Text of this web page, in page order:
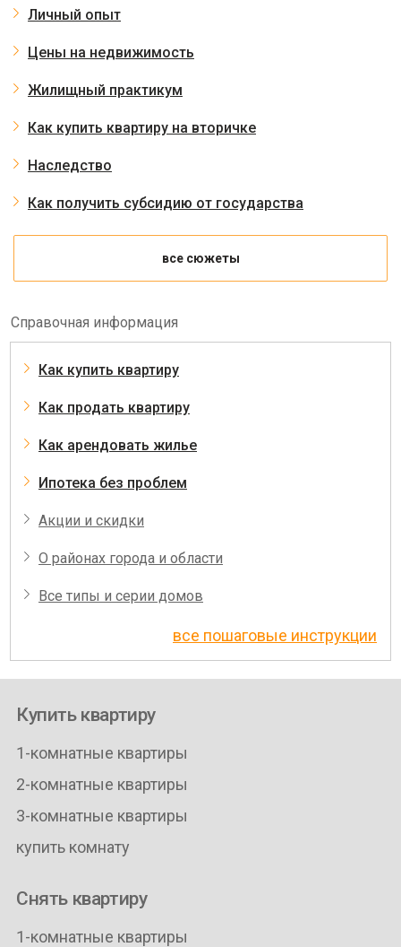
Личный опыт
Цены на недвижимость
Жилищный практикум
Как купить квартиру на вторичке
Наследство
Как получить субсидию от государства
все сюжеты
Справочная информация
Как купить квартиру
Как продать квартиру
Как арендовать жилье
Ипотека без проблем
Акции и скидки
О районах города и области
Все типы и серии домов
все пошаговые инструкции
Купить квартиру
1-комнатные квартиры
2-комнатные квартиры
3-комнатные квартиры
купить комнату
Снять квартиру
1-комнатные квартиры